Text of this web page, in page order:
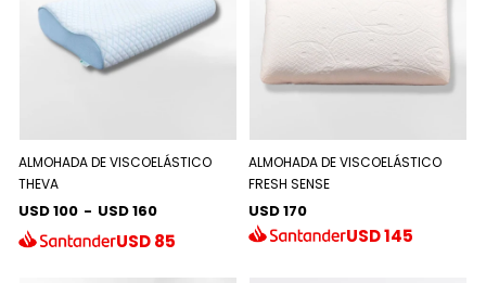
ALMOHADA DE VISCOELÁSTICO
THEVA
USD 100 - USD 160
USD85
ALMOHADA DE VISCOELÁSTICO
FRESH SENSE
USD 170
USD145